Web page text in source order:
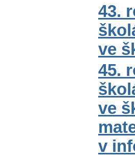
43.
ve
45.
ve
v